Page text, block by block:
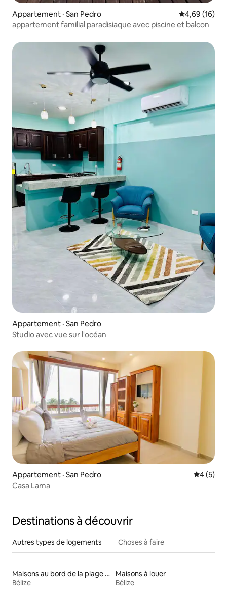
Appartement · San Pedro Note
4,69 (16)
appartement familial paradisiaque avec piscine et balcon
Appartement · San Pedro
Studio avec vue sur l'océan
Appartement · San Pedro Note
4 (5)
Casa Lama
Destinations à découvrir
Autres types de logements Choses à faire
Maisons au bord de la plage à louer
Bélize
Maisons à louer
Bélize